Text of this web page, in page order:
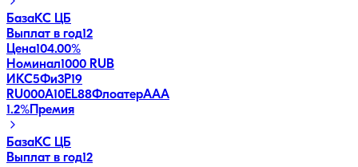
БазаКС ЦБ
Выплат в год12
Цена104.00%
Номинал1000 RUB
ИКС5Фи3P19
RU000A10EL88ФлоатерAAA
1.2% Премия
БазаКС ЦБ
Выплат в год12